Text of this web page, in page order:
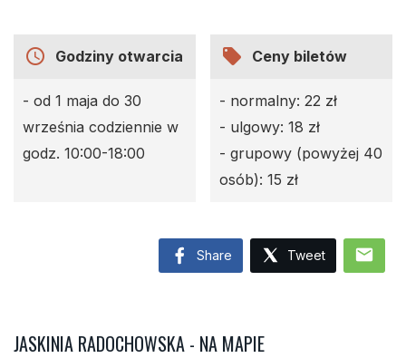
access_time Godziny otwarcia
- od 1 maja do 30
września codziennie w
godz. 10:00-18:00
local_offer Ceny biletów
- normalny: 22 zł
- ulgowy: 18 zł
- grupowy (powyżej 40
osób): 15 zł
Share Tweet mail
JASKINIA RADOCHOWSKA - NA MAPIE